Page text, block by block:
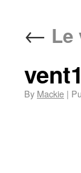
← Le
vent1
By Mackie |